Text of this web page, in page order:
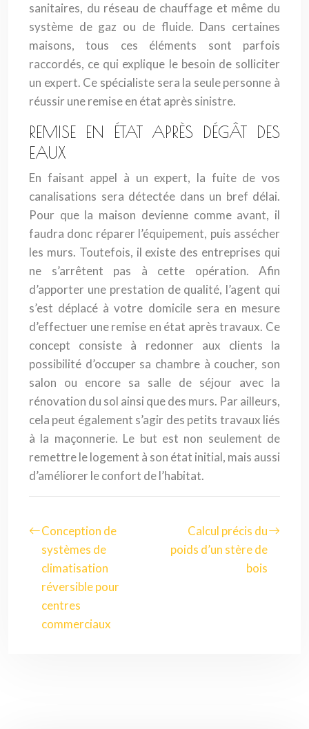
sanitaires, du réseau de chauffage et même du
système de gaz ou de fluide. Dans certaines
maisons, tous ces éléments sont parfois
raccordés, ce qui explique le besoin de solliciter
un expert. Ce spécialiste sera la seule personne à
réussir une remise en état après sinistre.
REMISE EN ÉTAT APRÈS DÉGÂT DES
EAUX
En faisant appel à un expert, la fuite de vos
canalisations sera détectée dans un bref délai.
Pour que la maison devienne comme avant, il
faudra donc réparer l’équipement, puis assécher
les murs. Toutefois, il existe des entreprises qui
ne s’arrêtent pas à cette opération. Afin
d’apporter une prestation de qualité, l’agent qui
s’est déplacé à votre domicile sera en mesure
d’effectuer une remise en état après travaux. Ce
concept consiste à redonner aux clients la
possibilité d’occuper sa chambre à coucher, son
salon ou encore sa salle de séjour avec la
rénovation du sol ainsi que des murs. Par ailleurs,
cela peut également s’agir des petits travaux liés
à la maçonnerie. Le but est non seulement de
remettre le logement à son état initial, mais aussi
d’améliorer le confort de l’habitat.
Conception de
systèmes de
climatisation
réversible pour
centres
commerciaux
Calcul précis du
poids d’un stère de
bois